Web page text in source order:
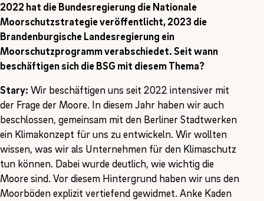
2022 hat die Bundesregierung die Nationale
Moorschutzstrategie veröffentlicht, 2023 die
Brandenburgische Landesregierung ein
Moorschutzprogramm verabschiedet. Seit wann
beschäftigen sich die BSG mit diesem Thema?
Stary: Wir beschäftigen uns seit 2022 intensiver mit
der Frage der Moore. In diesem Jahr haben wir auch
beschlossen, gemeinsam mit den Berliner Stadtwerken
ein Klimakonzept für uns zu entwickeln. Wir wollten
wissen, was wir als Unternehmen für den Klimaschutz
tun können. Dabei wurde deutlich, wie wichtig die
Moore sind. Vor diesem Hintergrund haben wir uns den
Moorböden explizit vertiefend gewidmet. Anke Kaden